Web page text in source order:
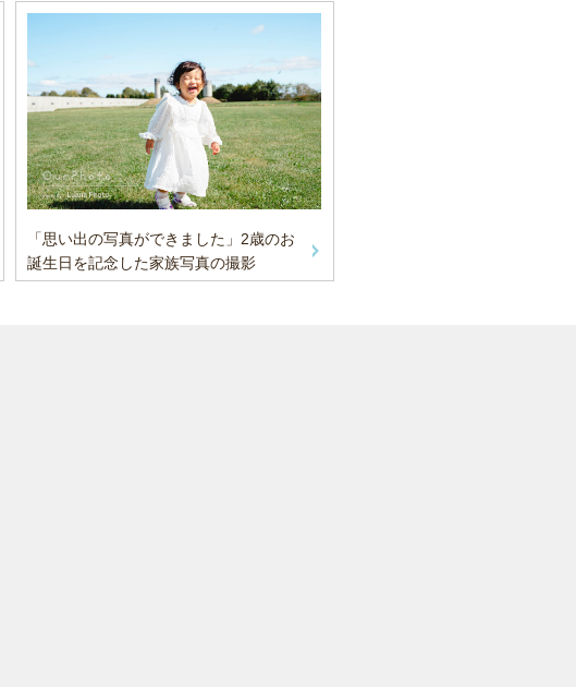
「思い出の写真ができました」2歳のお
誕生日を記念した家族写真の撮影